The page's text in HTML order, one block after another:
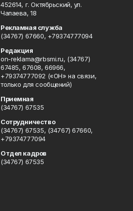
452614, г. Октябрьский, ул.
Чапаева, 18
Рекламная служба
(34767) 67660, +79374777094
Редакция
on-reklama@rbsmi.ru, (34767)
67485, 67608, 66966,
+79374777092 («ОН» на связи,
только для сообщений)
Приемная
(34767) 67535
Сотрудничество
(34767) 67535, (34767) 67660,
+79374777094
Отдел кадров
(34767) 67535